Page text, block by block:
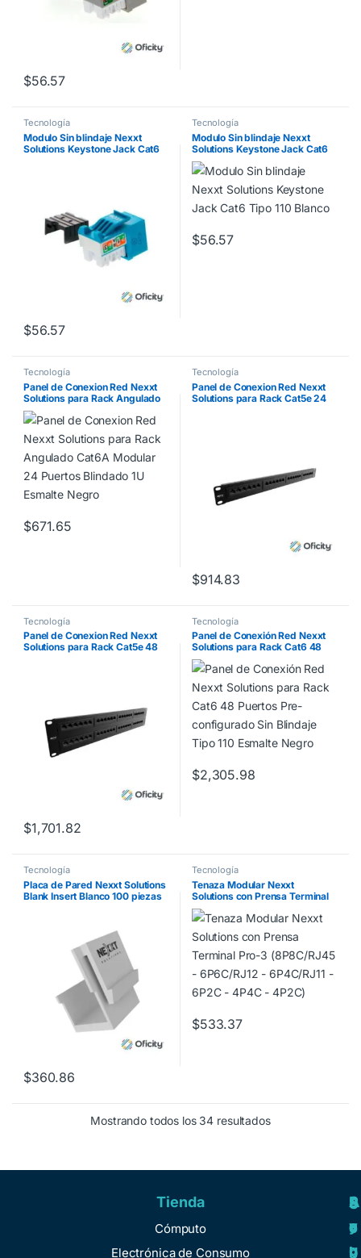
$56.57
Tecnología
Modulo Sin blindaje Nexxt
Solutions Keystone Jack Cat6
$56.57
Tecnología
Modulo Sin blindaje Nexxt
Solutions Keystone Jack Cat6
Tipo 110 Blanco
$56.57
Tecnología
Panel de Conexion Red Nexxt
Solutions para Rack Angulado
Cat6A Modular 24 Puertos
Blindado 1U Esmalte Negro
$671.65
Tecnología
Panel de Conexion Red Nexxt
Solutions para Rack Cat5e 24
$914.83
Tecnología
Panel de Conexion Red Nexxt
Solutions para Rack Cat5e 48
$1,701.82
Tecnología
Panel de Conexión Red Nexxt
Solutions para Rack Cat6 48
Puertos Pre-configurado Sin
Blindaje Tipo 110 Esmalte Negro
$2,305.98
Tecnología
Placa de Pared Nexxt Solutions
Blank Insert Blanco 100 piezas
$360.86
Tecnología
Tenaza Modular Nexxt
Solutions con Prensa Terminal
Pro-3 (8P8C/RJ45 –
6P6C/RJ12 – 6P4C/RJ11 –
6P2C – 4P4C – 4P2C)
$533.37
Mostrando todos los 34 resultados
Tienda
Cómputo
Electrónica de Consumo
A
y
u
S
o
b
R
e
g
S
e
r